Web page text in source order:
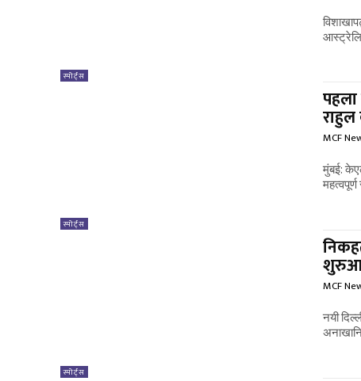
स्पोर्ट्स
स्पोर्ट्स
MCF
मुंबई:
स्पोर्ट्स
MCF
नयी